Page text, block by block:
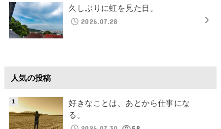
久しぶりに虹を見た日。
2026.07.28
人気の投稿
好きなことは、あとから仕事にな
る。